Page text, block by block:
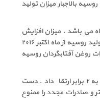
بالاجبار میزان تولید
می باشد . میزان افزایش
تولید سالیانه روغن آفتابگردان صنایع بزرگ و متوسط روسیه از ۴% در ماه فوریه به ۱۵% در ماه مارس رسید و به این ترتیب میزان رشد در جمع کل تولید روسیه از ماه اکتبر ۲۰۱۶
صادرات روغن آفتابگردان روسیه
جالب است که بدانید که بیشتر رشد میزان صادرات روغن آفتابگردان روسیه به ترکیه مربوط می باشد و روسیه میزان صادرات ماهانه و سالانه خود را به ۲ برابر ارتقاء داد . دست
و صادرات مجدد را ممنوع